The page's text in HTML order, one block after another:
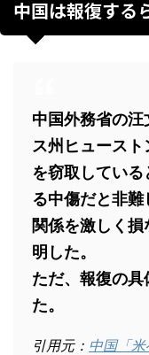
中国は報復する
中国外務省の
ス州ヒュース
を窃取してい
る中傷だと非
関係を激しく
明した。
ただ、報復の
た。
引用元： 中国「